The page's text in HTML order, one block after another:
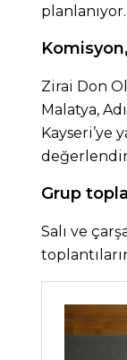
planlanıyor.
Zirai Don
Malatya,
Kayseri’ye
Grup
Salı ve